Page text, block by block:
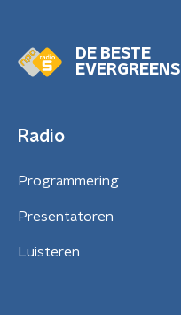
DE BESTE
EVERGREENS
Radio
Programmering
Presentatoren
Luisteren